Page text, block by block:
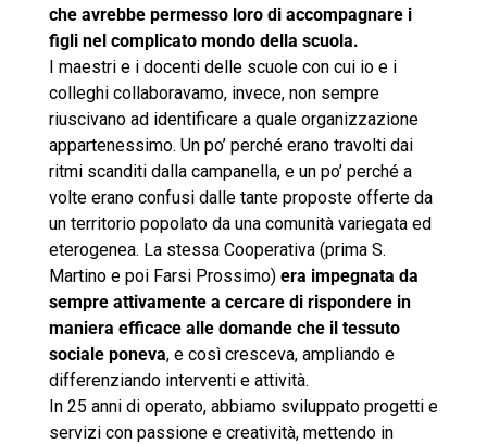
che avrebbe permesso loro di accompagnare i
figli nel complicato mondo della scuola.
I maestri e i docenti delle scuole con cui io e i
colleghi collaboravamo, invece, non sempre
riuscivano ad identificare a quale organizzazione
appartenessimo. Un po’ perché erano travolti dai
ritmi scanditi dalla campanella, e un po’ perché a
volte erano confusi dalle tante proposte offerte da
un territorio popolato da una comunità variegata ed
eterogenea. La stessa Cooperativa (prima S.
Martino e poi Farsi Prossimo) era impegnata da
sempre attivamente a cercare di rispondere in
maniera efficace alle domande che il tessuto
sociale poneva, e così cresceva, ampliando e
differenziando interventi e attività.
In 25 anni di operato, abbiamo sviluppato progetti e
servizi con passione e creatività, mettendo in